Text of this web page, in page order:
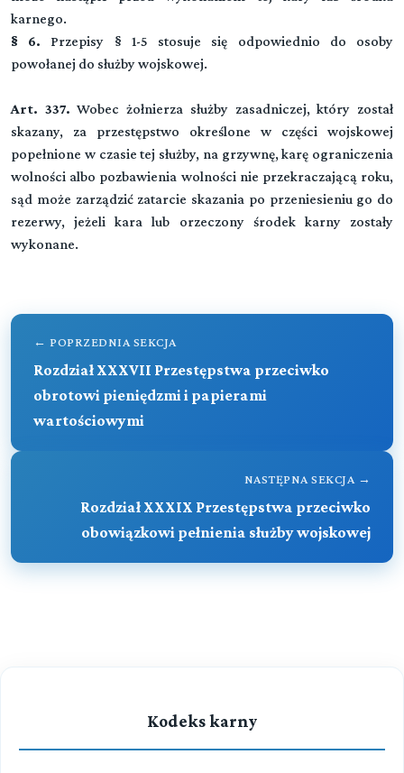
karnego.
§ 6. Przepisy § 1-5 stosuje się odpowiednio do osoby
powołanej do służby wojskowej.
Art. 337. Wobec żołnierza służby zasadniczej, który został
skazany, za przestępstwo określone w części wojskowej
popełnione w czasie tej służby, na grzywnę, karę ograniczenia
wolności albo pozbawienia wolności nie przekraczającą roku,
sąd może zarządzić zatarcie skazania po przeniesieniu go do
rezerwy, jeżeli kara lub orzeczony środek karny zostały
wykonane.
← POPRZEDNIA SEKCJA
Rozdział XXXVII Przestępstwa przeciwko
obrotowi pieniędzmi i papierami
wartościowymi
NASTĘPNA SEKCJA →
Rozdział XXXIX Przestępstwa przeciwko
obowiązkowi pełnienia służby wojskowej
Kodeks karny